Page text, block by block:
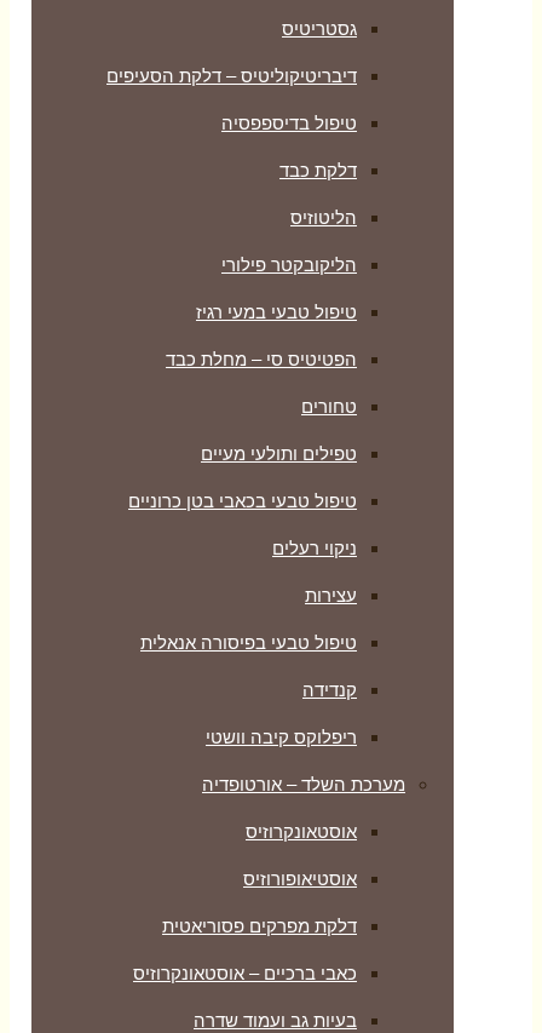
גסטריטיס
דיבריטיקוליטיס – דלקת הסעיפים
טיפול בדיספפסיה
דלקת כבד
הליטוזיס
הליקובקטר פילורי
טיפול טבעי במעי רגיז
הפטיטיס סי – מחלת כבד
טחורים
טפילים ותולעי מעיים
טיפול טבעי בכאבי בטן כרוניים
ניקוי רעלים
עצירות
טיפול טבעי בפיסורה אנאלית
קנדידה
ריפלוקס קיבה וושטי
מערכת השלד – אורטופדיה
אוסטאונקרוזיס
אוסטיאופורוזיס
דלקת מפרקים פסוריאטית
כאבי ברכיים – אוסטאונקרוזיס
בעיות גב ועמוד שדרה